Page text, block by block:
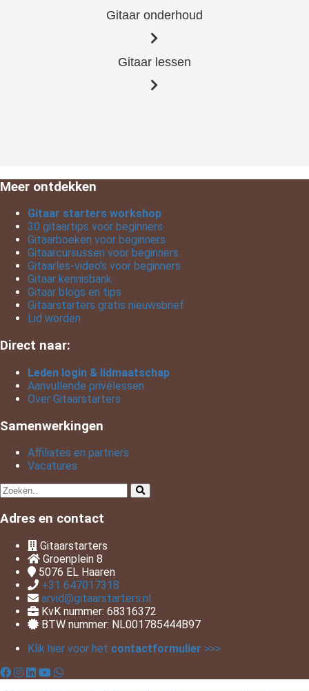
Gitaar onderhoud
Gitaar lessen
Meer ontdekken
Gitaar starters workshop
30 gitaartips voor beginners
Gitaarboeken voor beginners
Gitaarcursussen voor beginners
Gitaarles-video's voor beginners
Gitaar kennisbank
Gitaar blogs en tips
Gitaarstarters gratis nieuwsbrief
Lid worden
Direct naar:
Leden login & lidmaatschap
Aanvullende privélessen
Over Gitaarstarters
Samenwerkingen
Affiliates en partners
Vacatures
Adres en contact
Gitaarstarters
Groenplein 8
5076 EL Haaren
+31 647017318
arvid@gitaarstarters.nl
KvK nummer: 68316372
BTW nummer: NL001785444B97
Klik hier voor het contactformulier >>>